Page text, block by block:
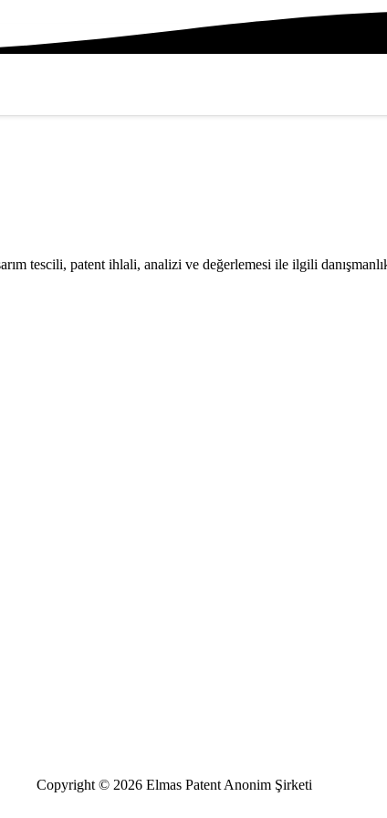
tescili, patent ihlali, analizi ve değerlemesi ile ilgili
Copyright © 2026 Elmas Patent Anonim Şirketi